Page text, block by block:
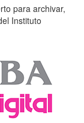
para archivar,
Instituto